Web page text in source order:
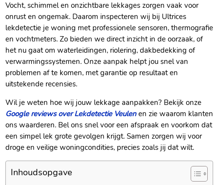
Vocht, schimmel en onzichtbare lekkages zorgen vaak voor
onrust en ongemak. Daarom inspecteren wij bij Ultrices
lekdetectie je woning met professionele sensoren, thermografie
en vochtmeters. Zo bieden we direct inzicht in de oorzaak, of
het nu gaat om waterleidingen, riolering, dakbedekking of
verwarmingssystemen. Onze aanpak helpt jou snel van
problemen af te komen, met garantie op resultaat en
uitstekende recensies.
Wil je weten hoe wij jouw lekkage aanpakken? Bekijk onze
Google reviews over Lekdetectie Veulenen zie waarom klanten
ons waarderen. Bel ons snel voor een afspraak en voorkom dat
een simpel lek grote gevolgen krijgt. Samen zorgen wij voor
droge en veilige woningcondities, precies zoals jij dat wilt.
Inhoudsopgave